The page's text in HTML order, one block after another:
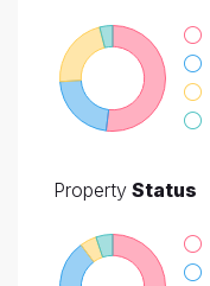
Property Status